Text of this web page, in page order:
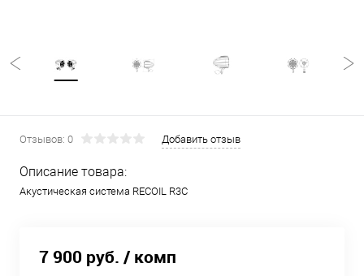
Отзывов: 0 Добавить отзыв
Описание товара:
Акустическая система RECOIL R3C
7 900 руб. / комп